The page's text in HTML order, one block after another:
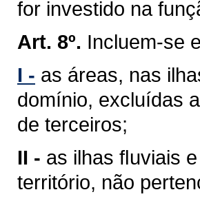
for investido na
Art. 8º. Incluem-se
I - as áreas, nas
domínio, excluídas
de terceiros;
II - as ilhas ﬂuviais
território, não